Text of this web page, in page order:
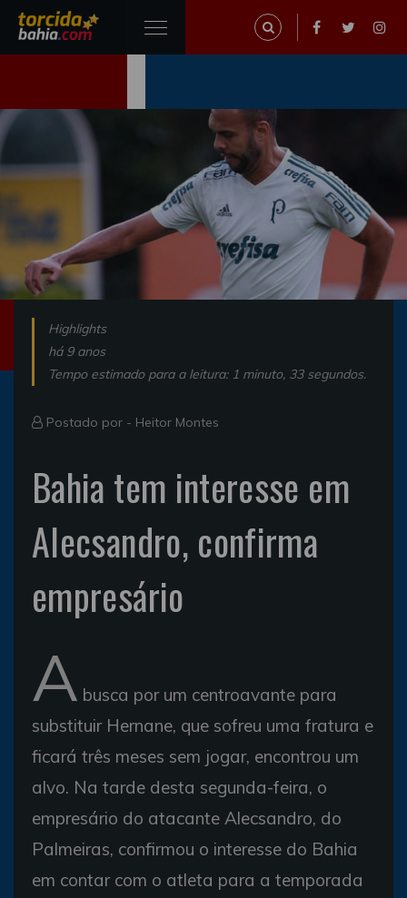
Highlights
há 9 anos
Tempo estimado para a leitura: 1 minuto, 33 segundos.
Postado por - Heitor Montes
Bahia tem interesse em
Alecsandro, confirma
empresário
A busca por um centroavante para
substituir Hernane, que sofreu uma fratura e
ficará três meses sem jogar, encontrou um
alvo. Na tarde desta segunda-feira, o
empresário do atacante Alecsandro, do
Palmeiras, confirmou o interesse do Bahia
em contar com o atleta para a temporada